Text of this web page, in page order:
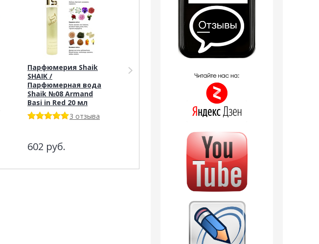
Парфюмерия Shaik
SHAIK /
Парфюмерная вода
Shaik №08 Armand
Basi in Red 20 мл
3 отзыва
602 руб.
Парфюмерия Shaik
SHAIK /
Clive&Keira
Туалетная вода
IN RED 30ml
1 246